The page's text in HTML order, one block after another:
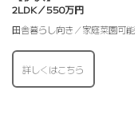
2LDK／550万円
田舎暮らし向き／家庭菜園可能
詳しくはこちら